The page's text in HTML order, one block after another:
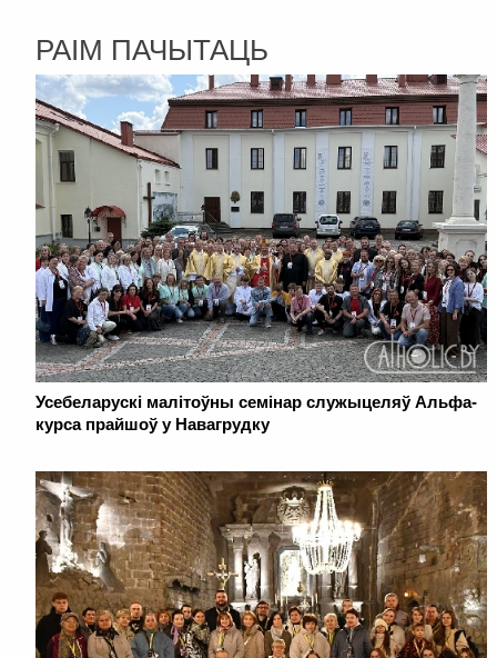
РАІМ ПАЧЫТАЦЬ
Усебеларускі малітоўны семінар служыцеляў Альфа-
курса прайшоў у Навагрудку